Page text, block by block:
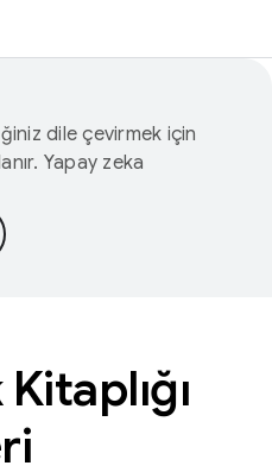
dile çevirmek için
Yapay zeka